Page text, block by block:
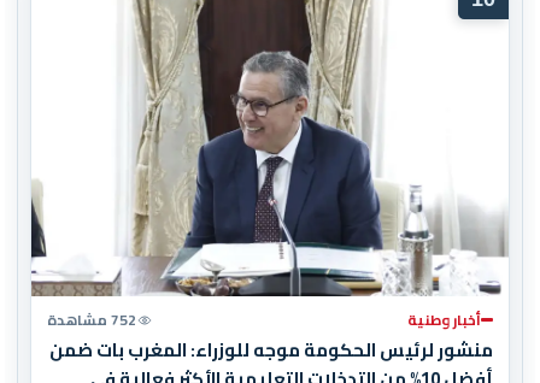
أخبار وطنية 752 مشاهدة
منشور لرئيس الحكومة موجه للوزراء: المغرب بات ضمن